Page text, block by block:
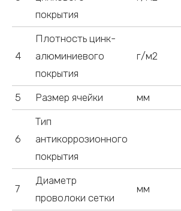
покрытия
4
Плотность цинк-
алюминиевого
покрытия
г/м2
5 Размер ячейки мм
6
Тип
антикоррозионного
покрытия
7
Диаметр
проволоки сетки
мм